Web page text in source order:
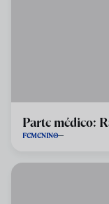
Parte médico:
FEMENINO